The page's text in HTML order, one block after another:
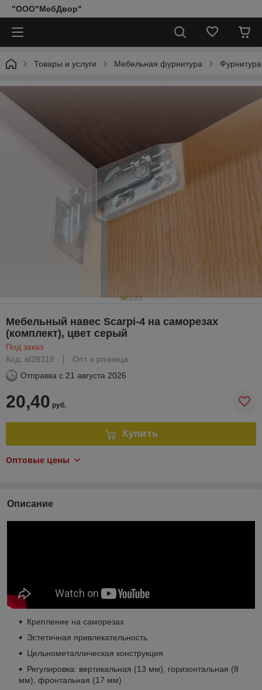
"ООО"МебДвор"
Товары и услуги Мебельная фурнитура
Мебельный навес Scarpi-4 на саморезах
(комплект), цвет серый
Под заказ
Код: id28318
Опт и розница
Отправка с 21 августа 2026
20,40 руб.
Купить
Оптовые цены
Описание
Крепление на саморезах
Эстетичная привлекательность
Цельнометаллическая конструкция
Регулировка: вертикальная (13 мм), горизонтальная (8
мм), фронтальная (17 мм)